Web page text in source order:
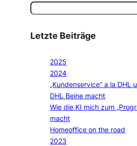
Letzte Beiträge
2025
2024
„Kundenservice“ a la DHL
DHL Beine macht
Wie die KI mich zum
macht
Homeoffice on the road
2023